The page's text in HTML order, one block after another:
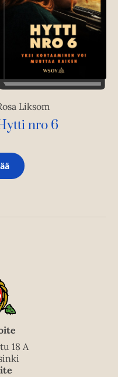
Liksom
nro 6
18 A